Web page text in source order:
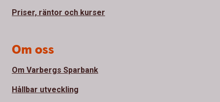
Priser, räntor och kurser
Om oss
Om Varbergs Sparbank
Hållbar utveckling